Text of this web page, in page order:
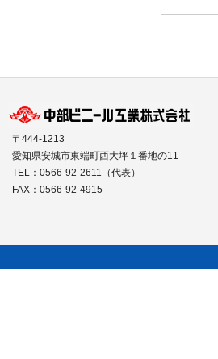
〒444-1213
愛知県安城市東端町西大坪１番地の11
TEL：0566-92-2611（代表）
FAX：0566-92-4915